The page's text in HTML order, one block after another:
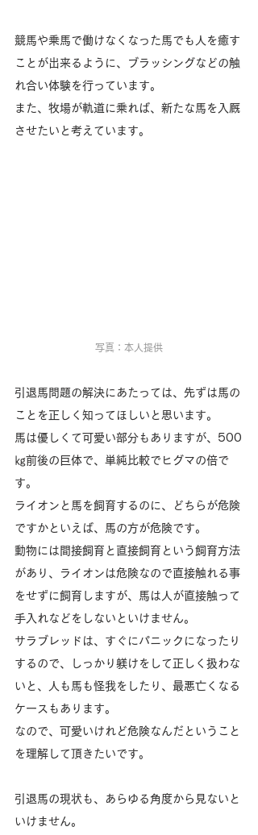
競馬や乗馬で働けなくなった馬でも人を癒す
ことが出来るように、ブラッシングなどの触
れ合い体験を行っています。
また、牧場が軌道に乗れば、新たな馬を入厩
させたいと考えています。
写真：本人提供
引退馬問題の解決にあたっては、先ずは馬の
ことを正しく知ってほしいと思います。
馬は優しくて可愛い部分もありますが、500
㎏前後の巨体で、単純比較でヒグマの倍で
す。
ライオンと馬を飼育するのに、どちらが危険
ですかといえば、馬の方が危険です。
動物には間接飼育と直接飼育という飼育方法
があり、ライオンは危険なので直接触れる事
をせずに飼育しますが、馬は人が直接触って
手入れなどをしないといけません。
サラブレッドは、すぐにパニックになったり
するので、しっかり躾けをして正しく扱わな
いと、人も馬も怪我をしたり、最悪亡くなる
ケースもあります。
なので、可愛いけれど危険なんだということ
を理解して頂きたいです。
引退馬の現状も、あらゆる角度から見ないと
いけません。